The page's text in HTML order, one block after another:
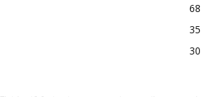
68
35
30